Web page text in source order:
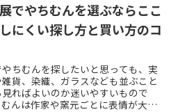
でやちむんを選ぶならここ
にくい探し方と買い方のコ
ちむんを探したいと思っても、実
貨、染織、ガラスなども並ぶこと
ればよいのか迷いやすいもので
んは作家や窯元ごとに表情が大き